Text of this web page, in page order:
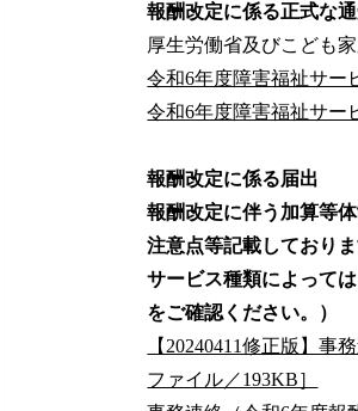
報酬改定に係る正式な
厚生労働省及びこども
令和6年度障害福祉サー
令和6年度障害福祉サー
報酬改定に係る届出
報酬改定に伴う加算等
注意点等記載しており
サービス種類によって
をご確認ください。）
【20240411修正版】
ファイル／193KB］